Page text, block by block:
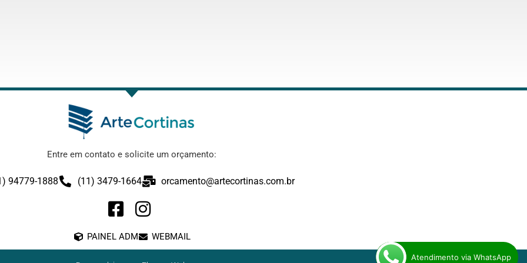
Entre em contato e solicite um orçamento:
94779-1888 (11) 3479-1664 orcamento@artecortinas.com.br
PAINEL ADM WEBMAIL
Atendimento via WhatsApp